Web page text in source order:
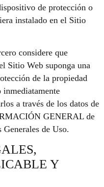
de protección o
instalado en el Sitio
considere que
Sitio Web suponga una
de la propiedad
a través de los datos de
GENERAL de
de Uso.
Y